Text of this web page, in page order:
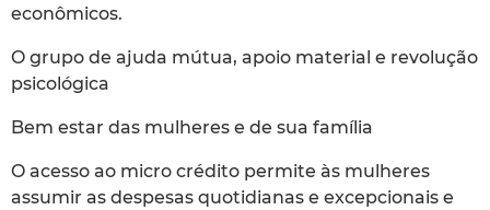
econômicos.
O grupo de ajuda mútua, apoio material e revolução
psicológica
Bem estar das mulheres e de sua família
O acesso ao micro crédito permite às mulheres
assumir as despesas quotidianas e excepcionais e